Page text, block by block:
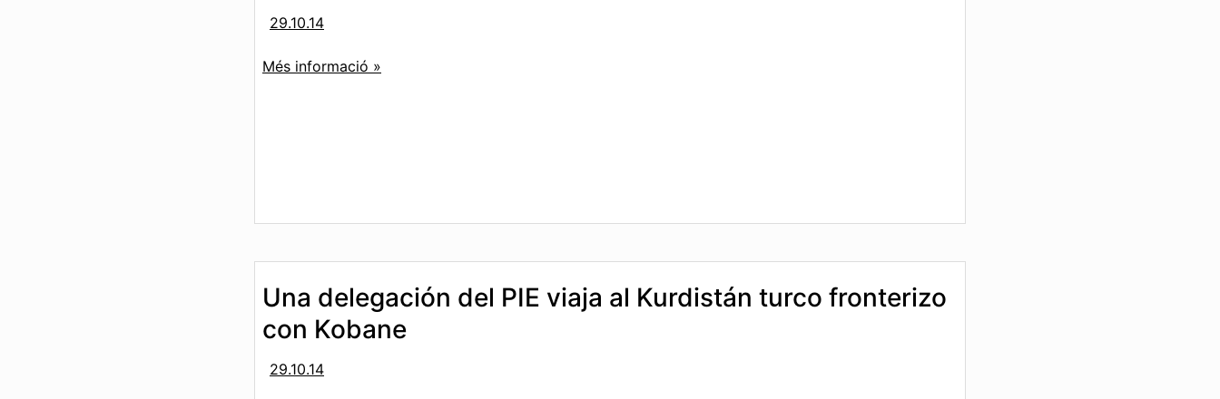
29.10.14
Més informació »
Una delegación del PIE viaja al Kurdistán turco fronterizo
con Kobane
29.10.14